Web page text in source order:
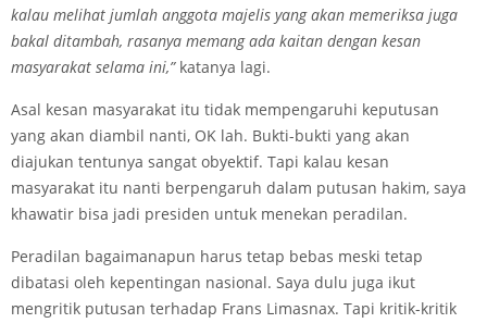
kalau melihat jumlah anggota majelis yang akan memeriksa juga
bakal ditambah, rasanya memang ada kaitan dengan kesan
masyarakat selama ini,” katanya lagi.
Asal kesan masyarakat itu tidak mempengaruhi keputusan
yang akan diambil nanti, OK lah. Bukti-bukti yang akan
diajukan tentunya sangat obyektif. Tapi kalau kesan
masyarakat itu nanti berpengaruh dalam putusan hakim, saya
khawatir bisa jadi presiden untuk menekan peradilan.
Peradilan bagaimanapun harus tetap bebas meski tetap
dibatasi oleh kepentingan nasional. Saya dulu juga ikut
mengritik putusan terhadap Frans Limasnax. Tapi kritik-kritik